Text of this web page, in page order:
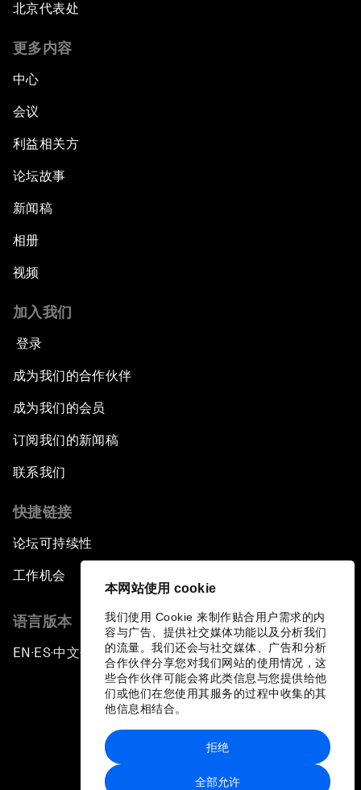
本网站使用 cookie
我们使用 Cookie 来制作贴合用户需求的内
容与广告、提供社交媒体功能以及分析我们
的流量。我们还会与社交媒体、广告和分析
合作伙伴分享您对我们网站的使用情况，这
些合作伙伴可能会将此类信息与您提供给他
们或他们在您使用其服务的过程中收集的其
他信息相结合。
全部允许
拒绝
北京代表处
更多内容
中心
会议
利益相关方
论坛故事
新闻稿
相册
视频
加入我们
登录
成为我们的合作伙伴
成为我们的会员
订阅我们的新闻稿
联系我们
快捷链接
论坛可持续性
工作机会
语言版本
EN ▪ ES▪中文▪ 日本語